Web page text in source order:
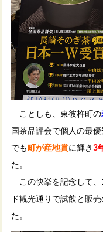
ことしも、東彼杵町の
国茶品評会で個人の最
でも 町が産地賞に輝き3
た。
この快挙を記念して、
ド観光通りで試飲と販売
た。